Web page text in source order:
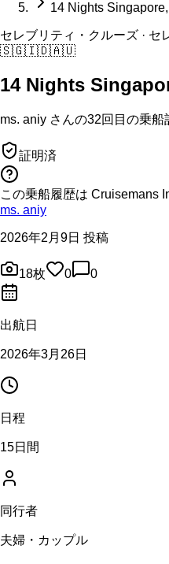
14 Nights
セレブリティ・クルーズ · セ
🇸🇬🇮🇩🇦🇺
14 Nights
ms. aniy さんの32回目の乗船
証明済
この乗船履歴は Cruisemans
ms. aniy
2026年2月9日 投稿
18枚 0 0
出航日
2026年3月26日
日程
15日間
同行者
夫婦・カップル